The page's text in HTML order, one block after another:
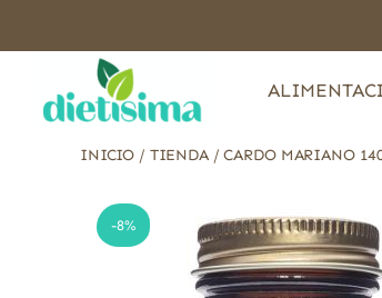
INICIO / TIENDA/CARDO MARIANO
-8%